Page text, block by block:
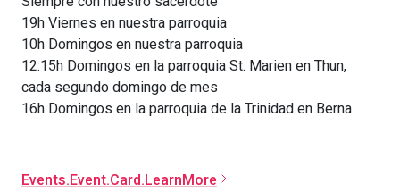
19h Viernes en nuestra parroquia
10h Domingos en nuestra parroquia
12:15h Domingos en la parroquia St. Marien en Thun,
cada segundo domingo de mes
16h Domingos en la parroquia de la Trinidad en Berna
Events.Event.Card.LearnMore